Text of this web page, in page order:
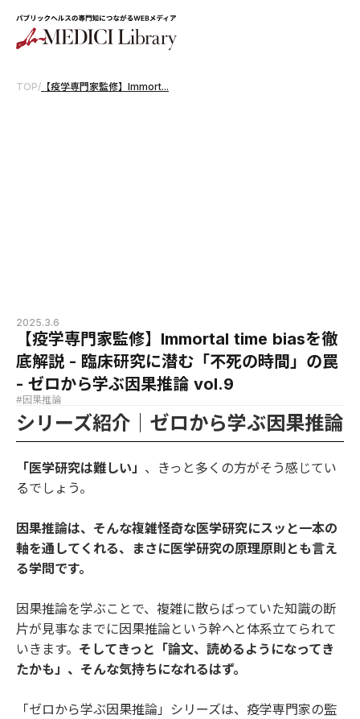
TOP/ 【疫学専門家監修】Immort...
2025.3.6
【疫学専門家監修】Immortal time biasを徹
底解説 - 臨床研究に潜む「不死の時間」の罠
- ゼロから学ぶ因果推論 vol.9
#因果推論
シリーズ紹介｜ゼロから学ぶ因果推論
「医学研究は難しい」 、きっと多くの方がそう感じてい
るでしょう。
因果推論は、そんな複雑怪奇な医学研究にスッと一本の
軸を通してくれる、まさに医学研究の原理原則とも言え
る学問です。
因果推論を学ぶことで、複雑に散らばっていた知識の断
片が見事なまでに因果推論という幹へと体系立てられて
いきます。 そしてきっと「論文、読めるようになってき
たかも」、そんな気持ちになれるはず。
「ゼロから学ぶ因果推論」シリーズは、疫学専門家の監